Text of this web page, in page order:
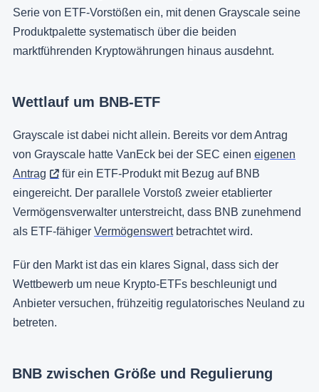
Serie von ETF-Vorstößen ein, mit denen Grayscale seine
Produktpalette systematisch über die beiden
marktführenden Kryptowährungen hinaus ausdehnt.
Wettlauf um BNB-ETF
Grayscale ist dabei nicht allein. Bereits vor dem Antrag
von Grayscale hatte VanEck bei der SEC einen eigenen
Antrag
für ein ETF-Produkt mit Bezug auf BNB
eingereicht. Der parallele Vorstoß zweier etablierter
Vermögensverwalter unterstreicht, dass BNB zunehmend
als ETF-fähiger Vermögenswertbetrachtet wird.
Für den Markt ist das ein klares Signal, dass sich der
Wettbewerb um neue Krypto-ETFs beschleunigt und
Anbieter versuchen, frühzeitig regulatorisches Neuland zu
betreten.
BNB zwischen Größe und Regulierung